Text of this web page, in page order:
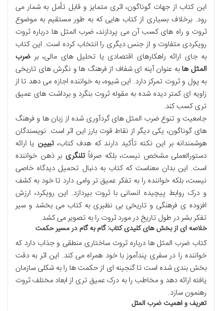
این کتاب از جهات گوناگون، اثری متمایز و قابل تأمل به شمار می
رود. برخلاف بسیاری از کتاب هایی که به طور مستقیم به موضوع
ثروت و راه های کسب آن می پردازند، ضرب المثل ها درباره ثروت
رویکردی متفاوت و از جنس دیگری را انتخاب کرده است. این کتاب
به جای ارائه راهکارهای اقتصادی یا تحلیل های مالی، بر ضرب
المثل هابه عنوان آینه ای شفاف از فرهنگ ها و نگرش های تاریخی
به پول و ثروت تمرکز دارد. این شیوه، به خواننده اجازه می دهد تا از
زاویه ای کمتر دیده شده به مقوله ثروت بنگرد و برداشت های عمیق
تری کسب کند.
جامعیت و تنوع ضرب المثل های گردآوری شده از زبان ها و فرهنگ
های گوناگون، یکی دیگر از نقاط قوت بارز این اثر است. نویسندگان
هوشمندانه بر این نکته تأکید دارند که هدف کتاب،تبیین یا ارائه
دستورالعملی مشخص نیست، بلکه صرفاًتلنگری بر ذهن خواننده
است. این بدان معناست که کتاب به دنبال تحمیل دیدگاه خاصی
نیست، بلکه خواننده را به تفکر عمیق تر وامی دارد تا خود به کشف
و درک روابط پیچیده انسانی با ثروت بپردازد. این رویکرد، ارزش
افزوده ی فرهنگی و تاریخی بی نظیری به کتاب می بخشد و سیر
تفکر بشر در طول تاریخ در مورد ثروت را به تصویر می کشد.
خلاصه ای از بخش های کلیدی کتاب: گام به گام در مسیر حکمت
کتاب ضرب المثل ها درباره ثروت ساختاری منطقی و جذاب دارد که
خواننده را در سفری پندآموز با خود همراه می کند. این اثر به دقت
بخش بندی شده است تا گنجینه ای از حکمت ها را به شکلی سازمان
یافته ارائه دهد و مخاطب را به درک عمیق تری از ابعاد مختلف ثروت
رهنمون سازد.
تعریف و اهمیت ضرب المثل